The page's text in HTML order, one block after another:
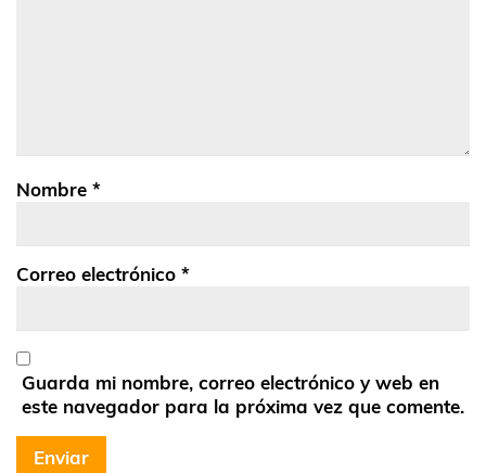
Nombre *
Correo electrónico *
Guarda mi nombre, correo electrónico y web en
este navegador para la próxima vez que comente.